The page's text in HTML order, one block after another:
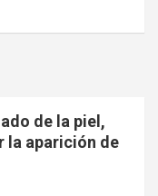
de la piel,
la aparición de